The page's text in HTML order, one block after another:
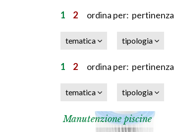
1 2 ordina per: pertinenza
tematica tipologia
1 2 ordina per: pertinenza
tematica tipologia
Manutenzione piscine